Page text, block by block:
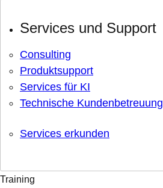
Services und Support
Consulting
Produktsupport
Services für KI
Technische Kundenbetreuung
Services erkunden
Training